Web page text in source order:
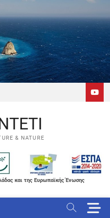
εργαλείων
& NATURE
και της Ευρωπαϊκής Ένωσης
M
e